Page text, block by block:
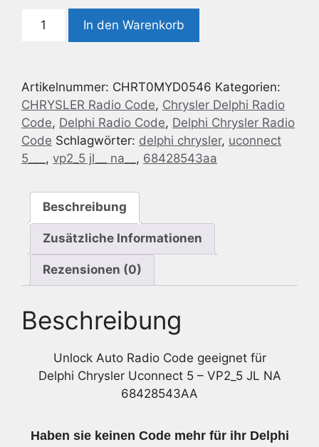
Chrysler
-
VP2_5
JL
NA
68428543AA
In den Warenkorb
Artikelnummer: CHRT0MYD0546 Kategorien:
CHRYSLER Radio Code, Chrysler Delphi Radio
Code, Delphi Radio Code, Delphi Chrysler Radio
Code Schlagwörter: delphi chrysler, uconnect
5___ , vp2_5 jl__ na__ , 68428543aa
Beschreibung
Zusätzliche Informationen
Rezensionen (0)
Beschreibung
Unlock Auto Radio Code geeignet für
Delphi Chrysler Uconnect 5 – VP2_5 JL NA
68428543AA
Haben sie keinen Code mehr für ihr Delphi